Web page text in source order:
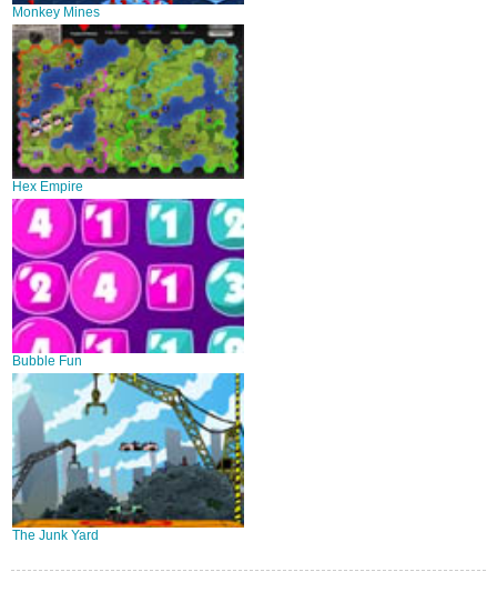
Monkey Mines
Hex Empire
Bubble Fun
The Junk Yard